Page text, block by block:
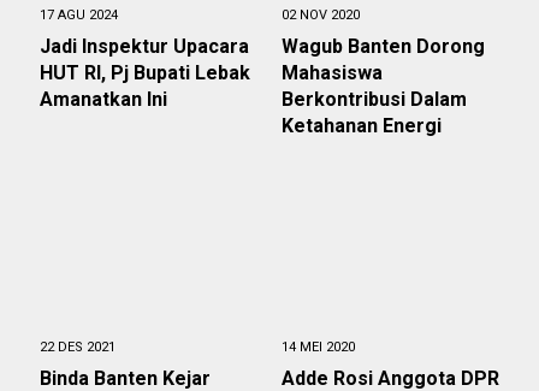
17 AGU 2024
Jadi Inspektur Upacara
HUT RI, Pj Bupati Lebak
Amanatkan Ini
02 NOV 2020
Wagub Banten Dorong
Mahasiswa
Berkontribusi Dalam
Ketahanan Energi
22 DES 2021
Binda Banten Kejar
14 MEI 2020
Adde Rosi Anggota DPR